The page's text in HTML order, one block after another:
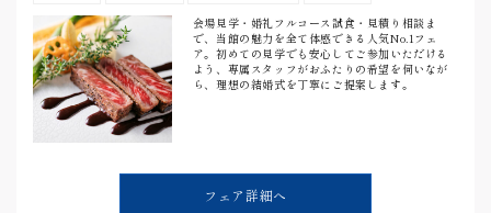
会場見学・婚礼フルコース試食・見積り相談ま
で、当館の魅力を全て体感できる人気No.1フェ
ア。初めての見学でも安心してご参加いただける
よう、専属スタッフがおふたりの希望を伺いなが
ら、理想の結婚式を丁寧にご提案します。
フェア詳細へ